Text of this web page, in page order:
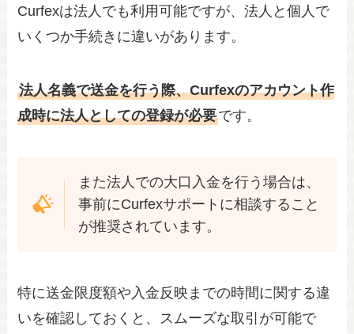
Curfexは法人でも利用可能ですが、法人と個人で
いくつか手続きに違いがあります。
法人名義で送金を行う際、Curfexのアカウント作
成時に法人としての登録が必要です。
また法人での大口入金を行う場合は、
事前にCurfexサポートに相談すること
が推奨されています。
特に送金限度額や入金反映までの時間に関する違
いを確認しておくと、スムーズな取引が可能で